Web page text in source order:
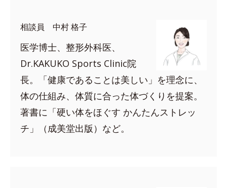
相談員 中村 格子
医学博士、整形外科医、
Dr.KAKUKO Sports Clinic院
長。「健康であることは美しい」を理念に、
体の仕組み、体質に合った体づくりを提案。
著書に「硬い体をほぐす かんたんストレッ
チ」（成美堂出版）など。